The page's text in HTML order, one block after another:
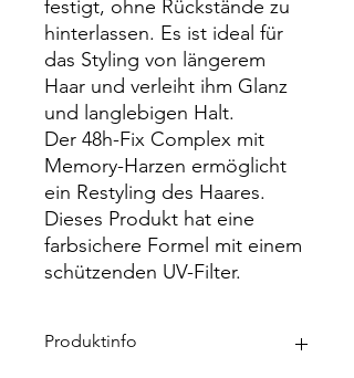
festigt, ohne Rückstände zu
hinterlassen. Es ist ideal für
das Styling von längerem
Haar und verleiht ihm Glanz
und langlebigen Halt.
Der 48h-Fix Complex mit
Memory-Harzen ermöglicht
ein Restyling des Haares.
Dieses Produkt hat eine
farbsichere Formel mit einem
schützenden UV-Filter.
Produktinfo